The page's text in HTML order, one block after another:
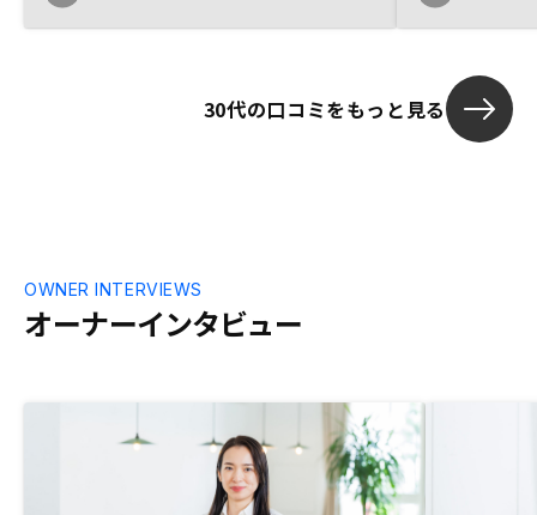
30代の口コミをもっと見る
オーナーインタビュー
OWNER INTERVIEWS